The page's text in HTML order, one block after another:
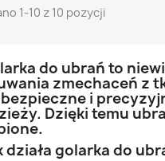
1-10 z 10 pozycji
do ubrań to
zmechaceń z
i
Dzięki temu
działa golarka do